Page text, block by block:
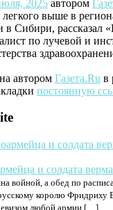
2025 автором
легкого выше в
в Сибири, рассказал
по лучевой и
автором Газета.Ru в
постоянную
и солдата
войной, а обед по
королю Фридриху
любой армии […]